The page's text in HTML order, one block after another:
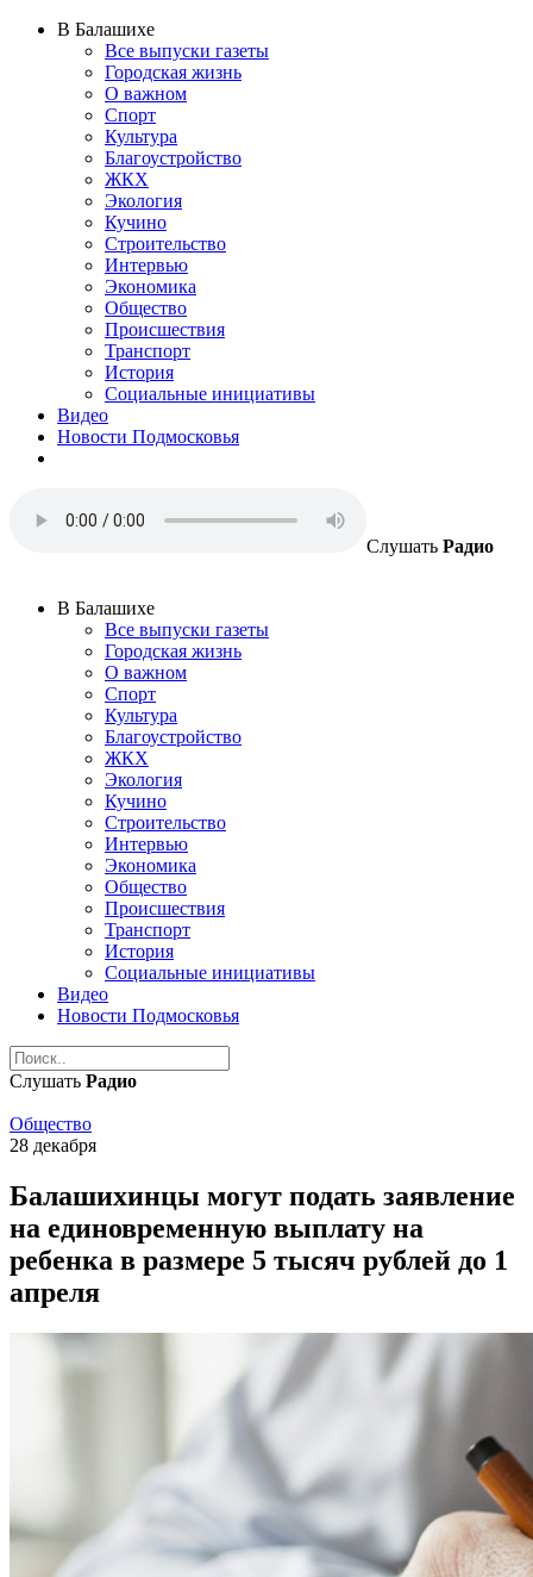
В Балашихе
Все выпуски газеты
Городская жизнь
О важном
Спорт
Культура
Благоустройство
ЖКХ
Экология
Кучино
Строительство
Интервью
Экономика
Общество
Происшествия
Транспорт
История
Социальные инициативы
Видео
Новости Подмосковья
Слушать Радио
В Балашихе
Все выпуски газеты
Городская жизнь
О важном
Спорт
Культура
Благоустройство
ЖКХ
Экология
Кучино
Строительство
Интервью
Экономика
Общество
Происшествия
Транспорт
История
Социальные инициативы
Видео
Новости Подмосковья
Слушать Радио
Общество
28 декабря
Балашихинцы могут подать заявление
на единовременную выплату на
ребенка в размере 5 тысяч рублей до 1
апреля